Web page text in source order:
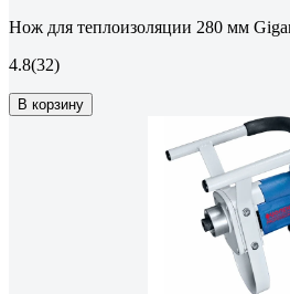
Нож для теплоизоляции 280 мм
4.8(32)
В корзину